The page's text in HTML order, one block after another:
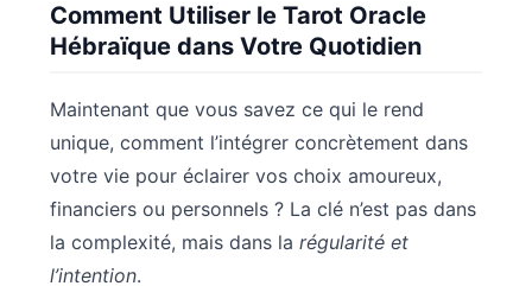
Comment Utiliser le Tarot Oracle
Hébraïque dans Votre Quotidien
Maintenant que vous savez ce qui le rend
unique, comment l’intégrer concrètement dans
votre vie pour éclairer vos choix amoureux,
financiers ou personnels ? La clé n’est pas dans
la complexité, mais dans la régularité et
l’intention.